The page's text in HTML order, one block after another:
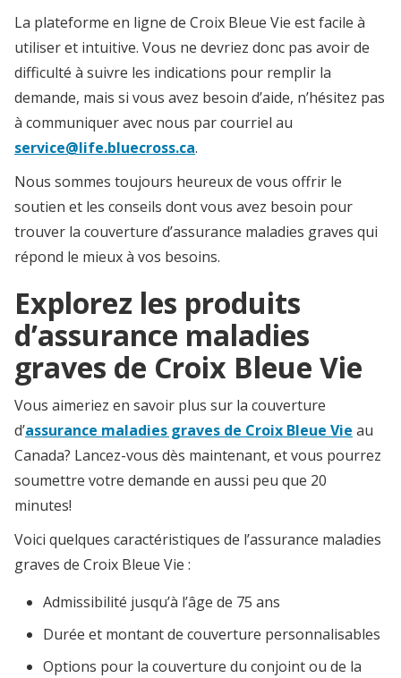
La plateforme en ligne de Croix Bleue Vie est facile à
utiliser et intuitive. Vous ne devriez donc pas avoir de
difficulté à suivre les indications pour remplir la
demande, mais si vous avez besoin d’aide, n’hésitez pas
à communiquer avec nous par courriel au
service@life.bluecross.ca.
Nous sommes toujours heureux de vous offrir le
soutien et les conseils dont vous avez besoin pour
trouver la couverture d’assurance maladies graves qui
répond le mieux à vos besoins.
Explorez les produits
d’assurance maladies
graves de Croix Bleue Vie
Vous aimeriez en savoir plus sur la couverture
d’assurance maladies graves de Croix Bleue Vie au
Canada? Lancez-vous dès maintenant, et vous pourrez
soumettre votre demande en aussi peu que 20
minutes!
Voici quelques caractéristiques de l’assurance maladies
graves de Croix Bleue Vie :
Admissibilité jusqu’à l’âge de 75 ans
Durée et montant de couverture personnalisables
Options pour la couverture du conjoint ou de la